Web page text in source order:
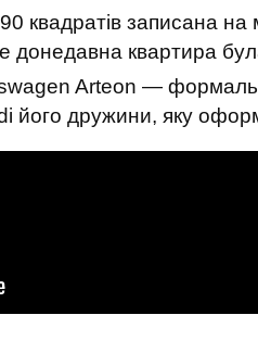
квадратів записана на
донедавна квартира
Arteon —
його дружини, яку